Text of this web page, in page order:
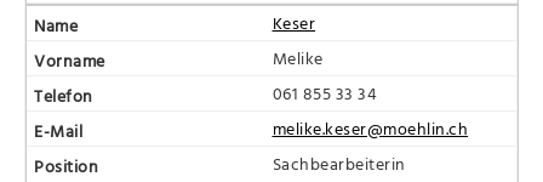
Keser
Melike
061 855 33 34
melike.keser@moehlin.ch
Sachbearbeiterin